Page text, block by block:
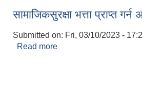
सामाजिकसुरक्षा भत्ता प्राप्त
Submitted on: Fri, 03/10/2023 -
Read more